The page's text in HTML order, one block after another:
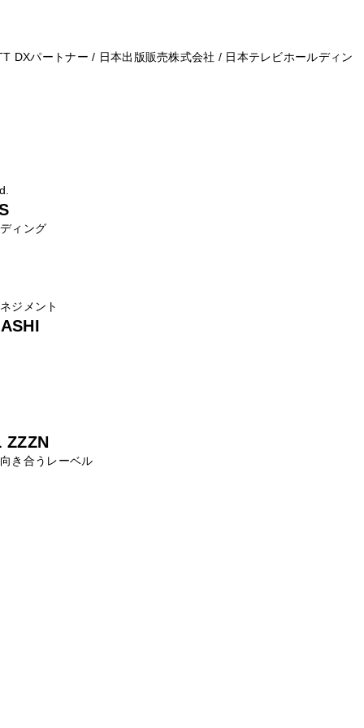
DXパートナー / 日本出版販売株式会社 / 日本テレビホールディン
ィング
ジメント
ZZZN
き合うレーベル